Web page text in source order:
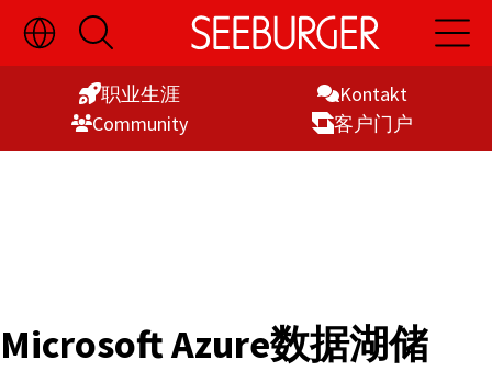
Skip
to
切
换
语
显
开
启
搜
索
开
启
主
Kontakt
职业生涯
客户门户
Commu­nity
Microsoft Azure数据湖储